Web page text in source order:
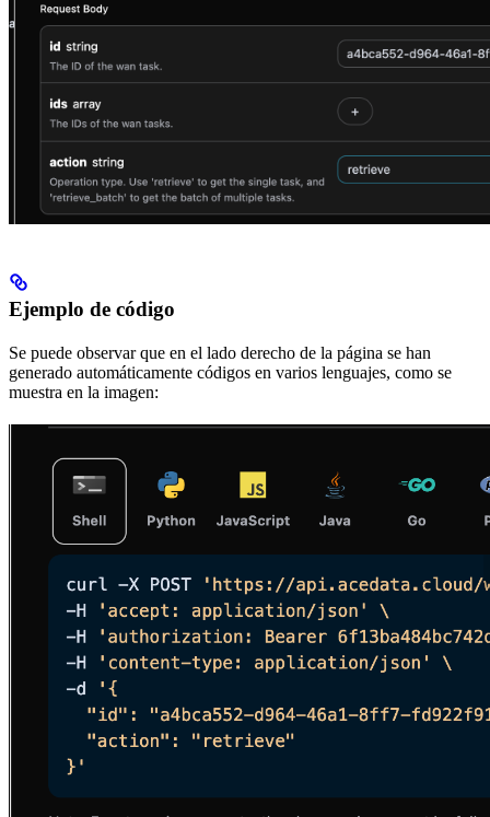
Ejemplo de código
Se puede observar que en el lado derecho de la página se han
generado automáticamente códigos en varios lenguajes, como se
muestra en la imagen: